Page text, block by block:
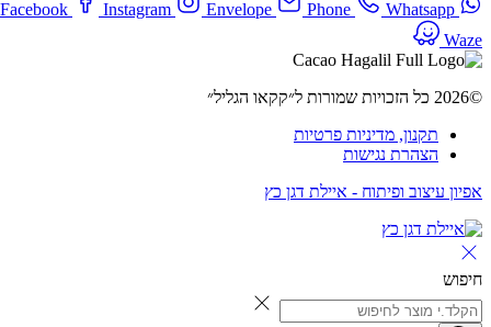
Facebook Instagram Envelope Phone
Whatsapp
Waze
©2026 כל הזכויות שמורות ל״קקאו הגליל״
תקנון, מדיניות פרטיות
הצהרת נגישות
אפיון עיצוב ופיתוח - איילת דגן כץ
חיפוש